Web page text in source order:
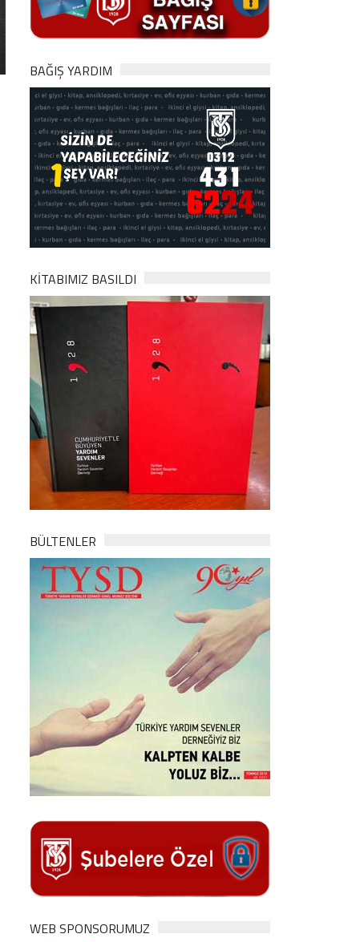
BAĞIŞ YARDIM
KİTABIMIZ BASILDI
BÜLTENLER
WEB SPONSORUMUZ